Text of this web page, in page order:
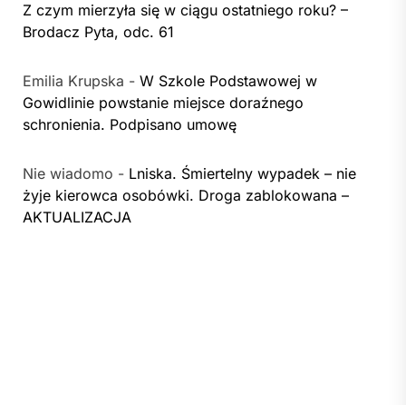
Z czym mierzyła się w ciągu ostatniego roku? –
Brodacz Pyta, odc. 61
Emilia Krupska - W Szkole Podstawowej w
Gowidlinie powstanie miejsce doraźnego
schronienia. Podpisano umowę
Nie wiadomo - Lniska. Śmiertelny wypadek – nie
żyje kierowca osobówki. Droga zablokowana –
AKTUALIZACJA